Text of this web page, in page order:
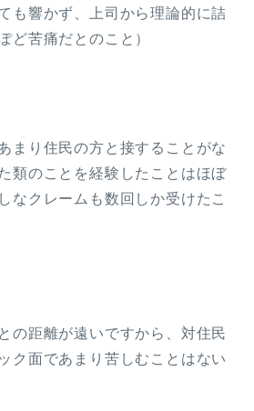
も響かず、上司から理論的に詰
ど苦痛だとのこと）
まり住民の方と接することがな
類のことを経験したことはほぼ
なクレームも数回しか受けたこ
の距離が遠いですから、対住民
ク面であまり苦しむことはない